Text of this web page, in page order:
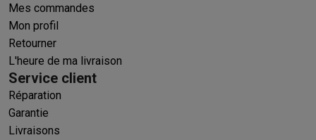
Mes commandes
Mon profil
Retourner
L'heure de ma livraison
Service client
Réparation
Garantie
Livraisons